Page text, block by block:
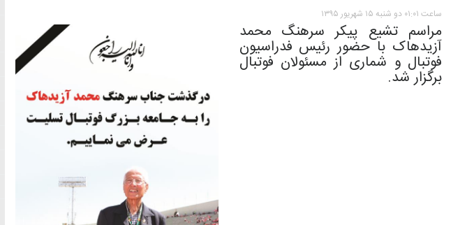
ساعت ۰۱:۰۱ دو شنبه ۱۵ شهریور ۱۳۹۵
مراسم تشیع پیکر سرهنگ محمد
آزیدهاک با حضور رئیس فدراسیون
فوتبال و شماری از مسئولان فوتبال
برگزار شد.